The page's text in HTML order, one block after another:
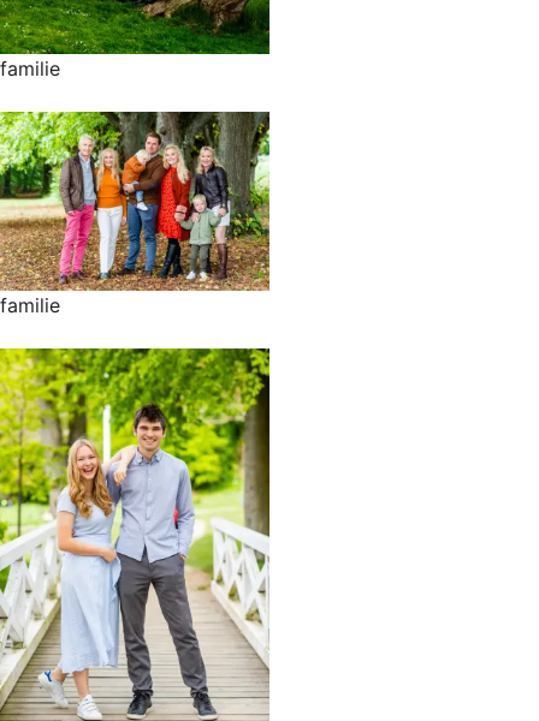
familie
familie